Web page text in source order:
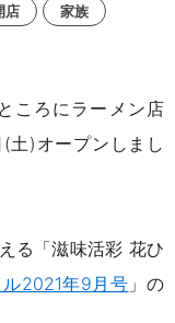
店
家族
ころにラーメン店
(土)オープンしまし
る「滋味活彩 花ひ
2021年9月号 」の